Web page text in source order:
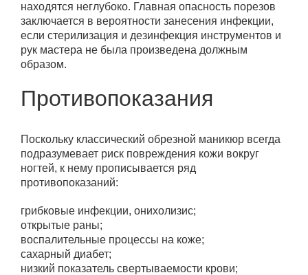
находятся неглубоко. Главная опасность порезов
заключается в вероятности занесения инфекции,
если стерилизация и дезинфекция инструментов и
рук мастера не была произведена должным
образом.
Противопоказания
Поскольку классический обрезной маникюр всегда
подразумевает риск повреждения кожи вокруг
ногтей, к нему прописывается ряд
противопоказаний:
грибковые инфекции, онихолизис;
открытые раны;
воспалительные процессы на коже;
сахарный диабет;
низкий показатель свертываемости крови;